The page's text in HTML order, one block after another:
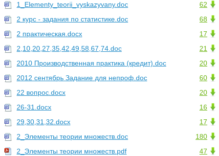
62
1_Elementy_teorii_vyskazyvany.doc
68
2 курс - задания по статистике.doc
17
2 практическая.docx
21
2,10,20,27,35,42,49,58,67,74.doc
20
2010 Производственная практика (кредит).doc
60
2012 сентябрь Задание для непроф.doc
20
22 вопрос.docx
16
26-31.docx
17
29,30,31,32.docx
180
2_Элементы теории множеств.doc
47
2_Элементы теории множеств.pdf